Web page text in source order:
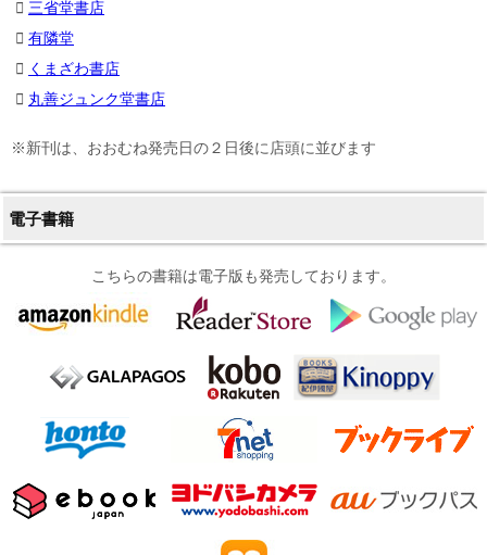
三省堂書店
有隣堂
くまざわ書店
丸善ジュンク堂書店
※新刊は、おおむね発売日の２日後に店頭に並びます
電子書籍
こちらの書籍は電子版も発売しております。